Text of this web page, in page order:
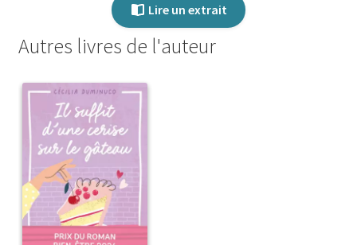
Lire un extrait
Autres livres de l'auteur